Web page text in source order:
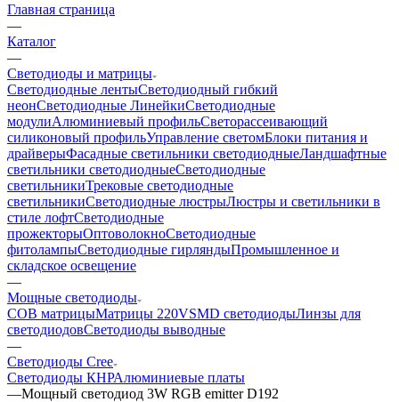
Главная страница
—
Каталог
—
Светодиоды и матрицы
Светодиодные лентыСветодиодный гибкий
неонСветодиодные ЛинейкиСветодиодные
модулиАлюминиевый профильСветорассеивающий
силиконовый профильУправление светомБлоки питания и
драйверыФасадные светильники светодиодныеЛандшафтные
светильники светодиодныеСветодиодные
светильникиТрековые светодиодные
светильникиСветодиодные люстрыЛюстры и светильники в
стиле лофтСветодиодные
прожекторыОптоволокноСветодиодные
фитолампыСветодиодные гирляндыПромышленное и
складское освещение
—
Мощные светодиоды
COB матрицыМатрицы 220VSMD светодиодыЛинзы для
светодиодовСветодиоды выводные
—
Светодиоды Cree
Светодиоды КНРАлюминиевые платы
—Мощный светодиод 3W RGB emitter D192